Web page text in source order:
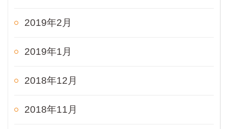
2019年2月
2019年1月
2018年12月
2018年11月